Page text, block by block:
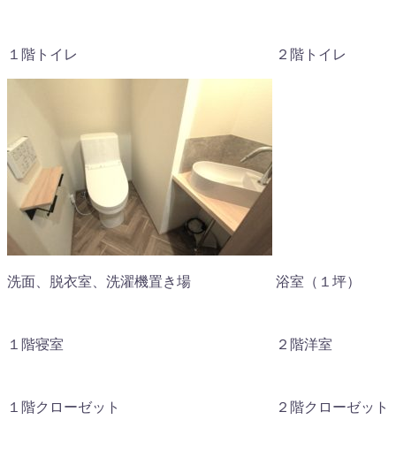
１階トイレ ２階トイレ
洗面、脱衣室、洗濯機置き場 浴室（１坪）
１階寝室 ２階洋室
１階クローゼット ２階クローゼット